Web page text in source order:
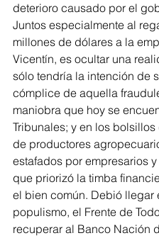
deterioro causado por el
Juntos especialmente al
millones de dólares a la
Vicentín, es ocultar una
sólo tendría la intención de
cómplice de aquella
maniobra que hoy se
Tribunales; y en los
de productores
estafados por empresarios
que priorizó la timba
el bien común. Debió llegar
populismo, el Frente de
recuperar al Banco Nación